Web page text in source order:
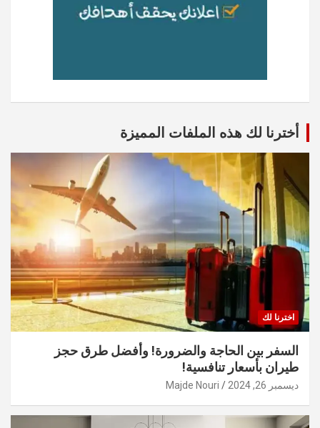
أخترنا لك هذه الملفات المميزة
اخترنا لك
السفر بين الحاجة والضرورة! وأفضل طرق حجز
طيران بأسعار تنافسية!
ديسمبر 26, 2024 Majde Nouri